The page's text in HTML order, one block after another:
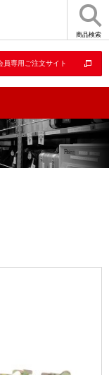
商品検索
員専用ご注文サイト